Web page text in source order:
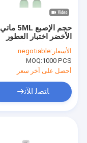
حجم الإصبع 5ML ماتي
الأخضر اختبار العطور
إعادة الملء زجاجة رذاذ
عطر
الأسعار:negotiable
MOQ:1000 PCS
أحصل على آخر سعر
ﺎﺘﺼﻟ ﺍﻶﻧ